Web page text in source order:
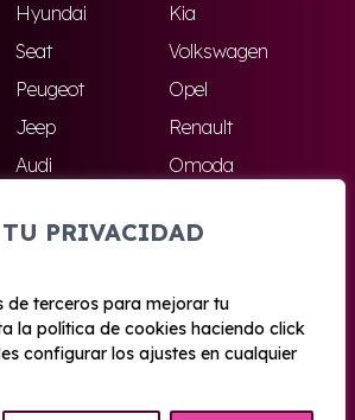
PRIVACIDAD
de terceros para mejorar tu
la política de cookies haciendo click
configurar los ajustes en cualquier
Hyundai
Kia
Seat
Volkswagen
Peugeot
Opel
Jeep
Renault
Audi
Omoda
Ford Todas las marcas
- 2026 Azahara Renting